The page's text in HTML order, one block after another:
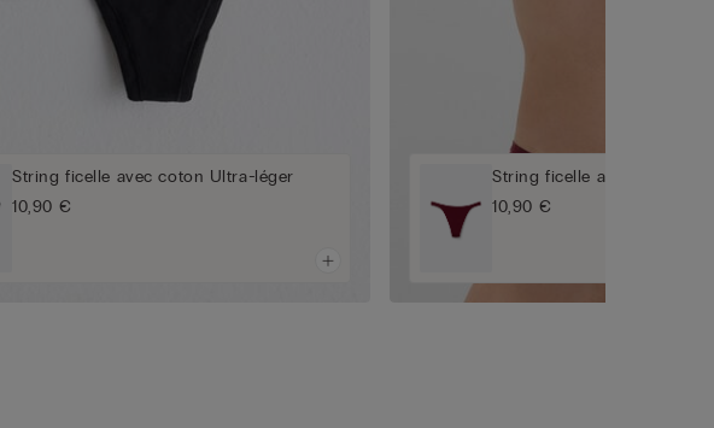
String ficelle avec coton Ultra-léger
10,90 €
String ficelle avec coton
10,90 €